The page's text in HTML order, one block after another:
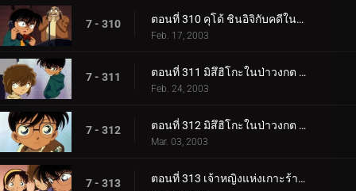
7 - 310 ตอนที่ 310 คุโด้ ชินอิจิกับคดีในนิวยอร์ก (ภาคปิดคดี)
Feb. 17, 2003
7 - 311 ตอนที่ 311 มิสึฮิโกะในป่าวงกต (ตอนแรก)
Feb. 24, 2003
7 - 312 ตอนที่ 312 มิสึฮิโกะในป่าวงกต (ตอนจบ)
Mar. 03, 2003
7 - 313 ตอนที่ 313 เจ้าหญิงแห่งเกาะร้างกับปราสาทมังกร (ภาคคดี)